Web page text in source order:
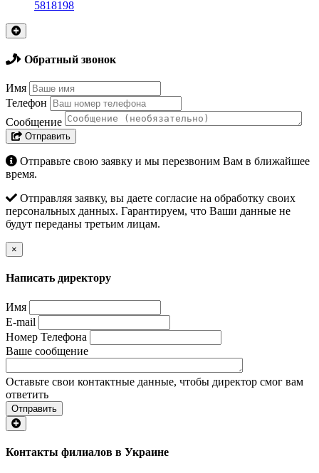
5818198
Обратный звонок
Имя
Телефон
Сообщение
Отправить
Отправьте свою заявку и мы перезвоним Вам в ближайшее
время.
Отправляя заявку, вы даете согласие на обработку своих
персональных данных. Гарантируем, что Ваши данные не
будут переданы третьим лицам.
×
Написать директору
Имя
E-mail
Номер Телефона
Ваше сообщение
Оставьте свои контактные данные, чтобы директор смог вам
ответить
Отправить
Контакты филиалов в Украине